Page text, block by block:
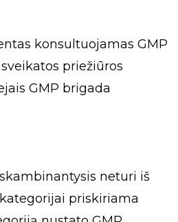
konsultuojamas GMP
priežiūros
GMP brigada
neturi iš
priskiriama